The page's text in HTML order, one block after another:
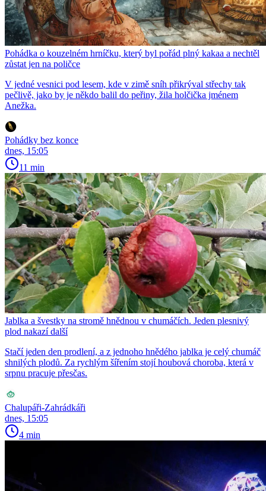
Pohádka o kouzelném hrníčku, který byl pořád plný kakaa a nechtěl
zůstat jen na poličce
V jedné vesnici pod lesem, kde v zimě sníh přikrýval střechy tak
pečlivě, jako by je někdo balil do peřiny, žila holčička jménem
Anežka.
Pohádky bez konce
dnes, 15:05
11 min
Jablka a švestky na stromě hnědnou v chumáčích. Jeden plesnivý
plod nakazí další
Stačí jeden den prodlení, a z jednoho hnědého jablka je celý chumáč
shnilých plodů. Za rychlým šířením stojí houbová choroba, která v
srpnu pracuje přesčas.
Chalupáři-Zahrádkáři
dnes, 15:05
4 min